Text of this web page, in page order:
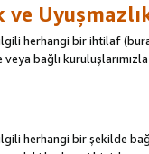
ve
herhangi bir ihtilaf
bağlı
herhangi bir şekilde